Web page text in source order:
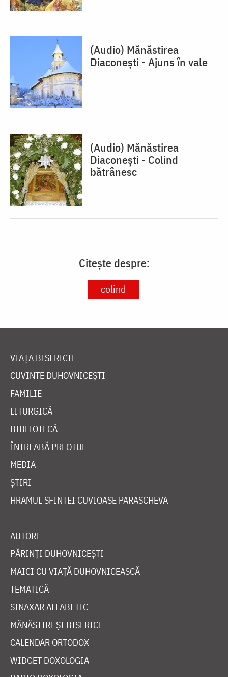
(Audio) Mănăstirea
Diaconești - Ajuns în vale
(Audio) Mănăstirea
Diaconești - Colind
bătrânesc
Citește despre:
colind
VIAȚA BISERICII
CUVINTE DUHOVNICEȘTI
FAMILIE
LITURGICĂ
BIBLIOTECĂ
ÎNTREABĂ PREOTUL
MEDIA
ȘTIRI
HRAMUL SFINTEI CUVIOASE PARASCHEVA
AUTORI
PĂRINȚI DUHOVNICEȘTI
MAICI CU VIAȚĂ DUHOVNICEASCĂ
TEMATICĂ
SINAXAR ALFABETIC
MĂNĂSTIRI ȘI BISERICI
CALENDAR ORTODOX
WIDGET DOXOLOGIA